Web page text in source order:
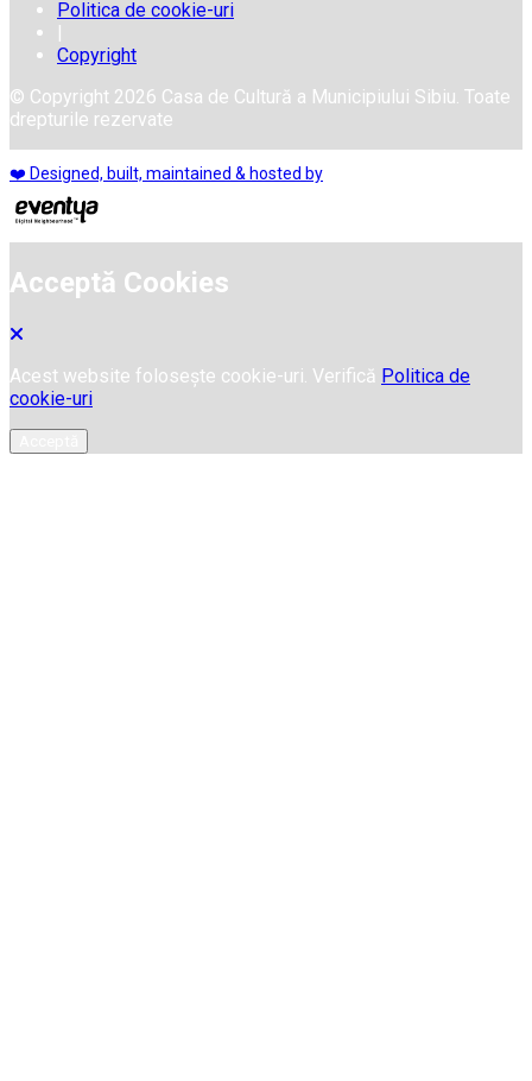
Politica de cookie-uri
Copyright
© Copyright 2026 Casa de Cultură a Municipiului Sibiu. Toate
drepturile rezervate
❤️ Designed, built, maintained & hosted by
Acceptă Cookies
Acest website folosește cookie-uri. Verifică Politica de
cookie-uri